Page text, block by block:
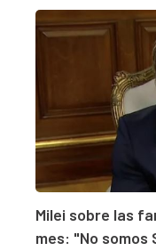
Milei sobre las
mes: "No somos